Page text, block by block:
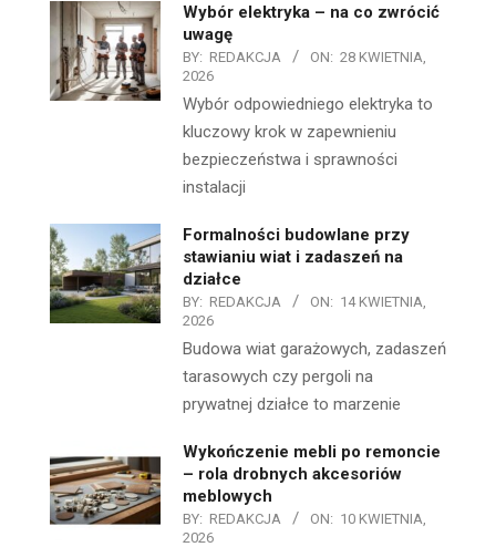
Wybór elektryka – na co zwrócić
uwagę
BY: REDAKCJA ON: 28 KWIETNIA,
2026
Wybór odpowiedniego elektryka to
kluczowy krok w zapewnieniu
bezpieczeństwa i sprawności
instalacji
Formalności budowlane przy
stawianiu wiat i zadaszeń na
działce
BY: REDAKCJA ON: 14 KWIETNIA,
2026
Budowa wiat garażowych, zadaszeń
tarasowych czy pergoli na
prywatnej działce to marzenie
Wykończenie mebli po remoncie
– rola drobnych akcesoriów
meblowych
BY: REDAKCJA ON: 10 KWIETNIA,
2026